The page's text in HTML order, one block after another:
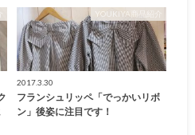
YOUKIYA商品紹介
2017.3.30
フランシュリッペ「でっかいリボ
ン」後姿に注目です！